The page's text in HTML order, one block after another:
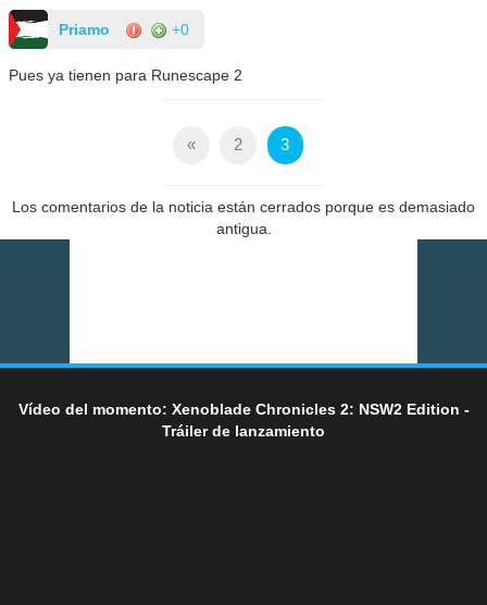
Priamo +0
Pues ya tienen para Runescape 2
« 2 3
Los comentarios de la noticia están cerrados porque es demasiado
antigua.
Vídeo del momento: Xenoblade Chronicles 2: NSW2 Edition -
Tráiler de lanzamiento